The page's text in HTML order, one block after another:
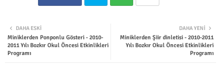
ter tsap
DAHA YENI
Miniklerden Şiir dinletisi - 2010-2011
Yılı Bozkır Okul Öncesi Etkinlikleri
Programı
DAHA ESKI
Miniklerden Ponponlu Gösteri - 2010-
2011 Yılı Bozkır Okul Öncesi Etkinlikleri
Programı